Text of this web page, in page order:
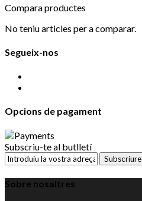
Compara productes
No teniu articles per a comparar.
Segueix-nos
Opcions de pagament
Subscriu-te al butlletí
Subscriure
Sobre nosaltres